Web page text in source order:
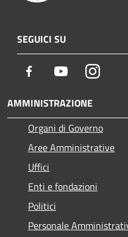
SEGUICI SU
Facebook Youtube
AMMINISTRAZIONE
Organi di Governo
Aree Amministrative
Uffici
Enti e fondazioni
Politici
Personale